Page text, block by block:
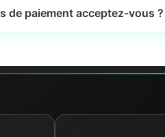
de paiement acceptez-vous ?